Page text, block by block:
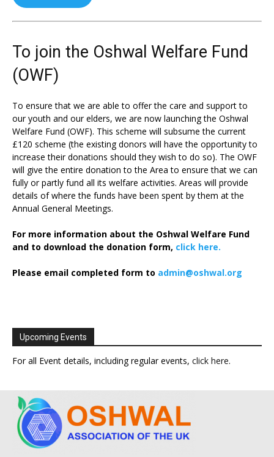
To join the Oshwal Welfare Fund
(OWF)
To ensure that we are able to offer the care and support to
our youth and our elders, we are now launching the Oshwal
Welfare Fund (OWF). This scheme will subsume the current
£120 scheme (the existing donors will have the opportunity to
increase their donations should they wish to do so). The OWF
will give the entire donation to the Area to ensure that we can
fully or partly fund all its welfare activities. Areas will provide
details of where the funds have been spent by them at the
Annual General Meetings.
For more information about the Oshwal Welfare Fund
and to download the donation form, click here.
Please email completed form to admin@oshwal.org
Upcoming Events
For all Event details, including regular events, click here.